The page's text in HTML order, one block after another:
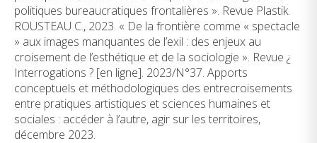
politiques bureaucratiques frontalières ». Revue Plastik.
ROUSTEAU C., 2023. « De la frontière comme « spectacle
» aux images manquantes de l’exil : des enjeux au
croisement de l’esthétique et de la sociologie ». Revue ¿
Interrogations ? [en ligne]. 2023/N°37. Apports
conceptuels et méthodologiques des entrecroisements
entre pratiques artistiques et sciences humaines et
sociales : accéder à l’autre, agir sur les territoires,
décembre 2023.